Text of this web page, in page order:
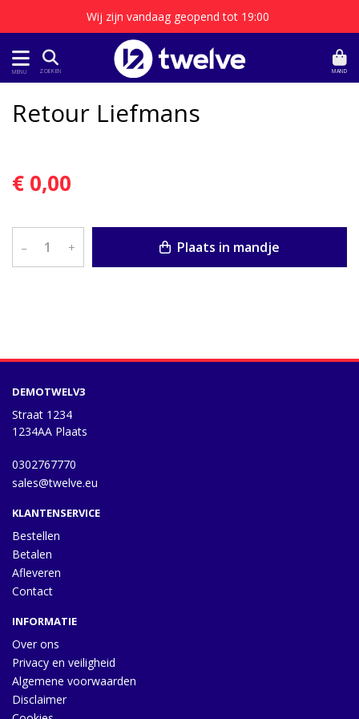
Wij zijn vandaag geopend tot 19:00
MENU ZOEKEN MAND
Retour Liefmans
€ 0,00
– + Plaats in mandje
DEMOTWELV3
Straat 1234
1234AA Plaats
0302767770
sales@twelve.eu
KLANTENSERVICE
Bestellen
Betalen
Afleveren
Contact
INFORMATIE
Over ons
Privacy en veiligheid
Algemene voorwaarden
Disclaimer